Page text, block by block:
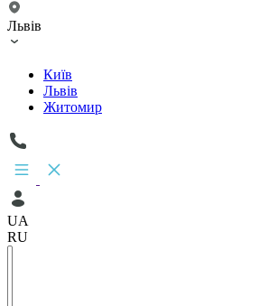
Львів
Київ
Львів
Житомир
UA
RU